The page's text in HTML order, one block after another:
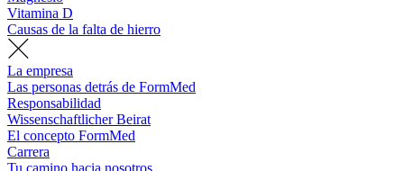
Vitamina D
Causas de la falta de hierro
La empresa
Las personas detrás de FormMed
Responsabilidad
Wissenschaftlicher Beirat
El concepto FormMed
Carrera